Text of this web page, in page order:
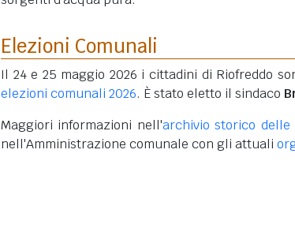
Elezioni Comunali
Il 24 e 25 maggio 2026 i cittadini di Riofreddo
elezioni comunali 2026. È stato eletto il sindaco
Maggiori informazioni nell'archivio storico delle
nell'Amministrazione comunale con gli attuali